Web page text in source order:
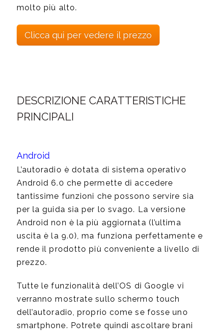
molto più alto.
Clicca qui per vedere il prezzo
DESCRIZIONE CARATTERISTICHE
PRINCIPALI
Android
L’autoradio è dotata di sistema operativo
Android 6.0 che permette di accedere
tantissime funzioni che possono servire sia
per la guida sia per lo svago. La versione
Android non è la più aggiornata (l’ultima
uscita è la 9.0), ma funziona perfettamente e
rende il prodotto più conveniente a livello di
prezzo.
Tutte le funzionalità dell’OS di Google vi
verranno mostrate sullo schermo touch
dell’autoradio, proprio come se fosse uno
smartphone. Potrete quindi ascoltare brani